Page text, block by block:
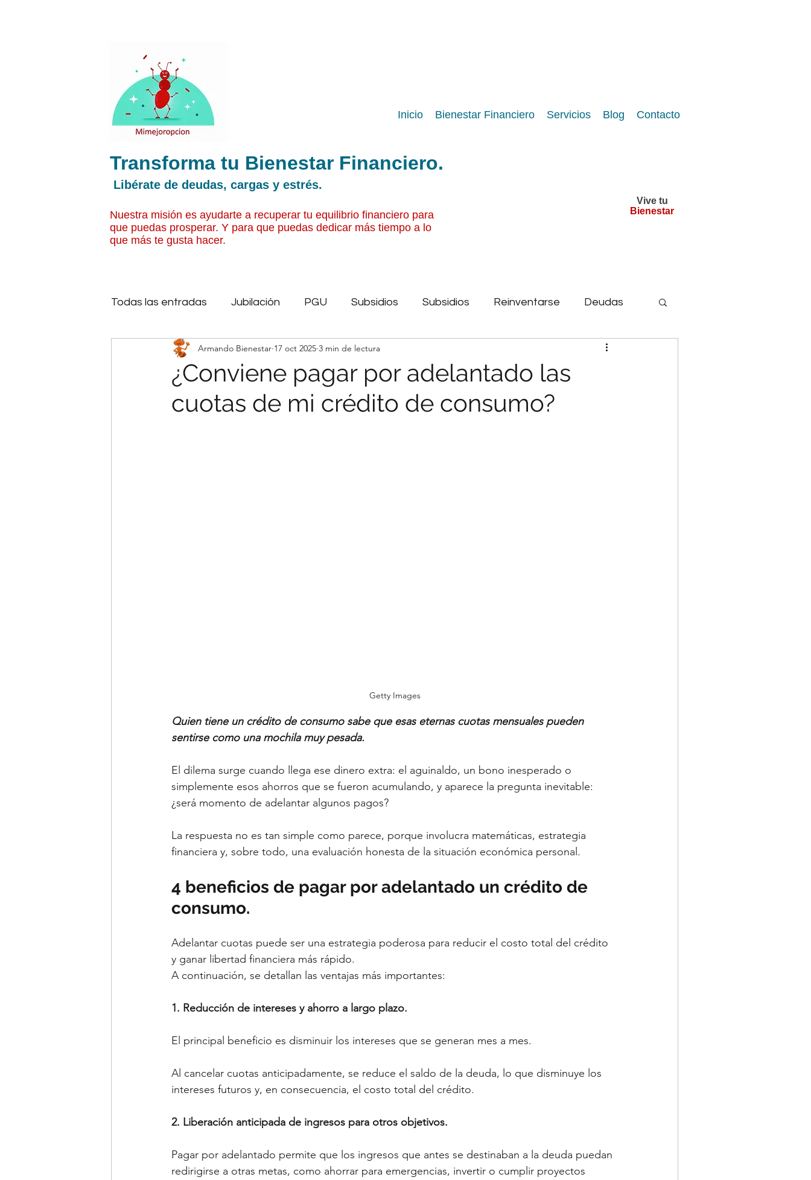
Inicio Bienestar Financiero Servicios Blog Contacto
Todas las entradas Jubilación PGU Subsidios Subsidios Reinventarse Deudas
Bienestar Emocional IPOM Tasas de interés
Inteligencia Artificial Crecimiento Personal TPM Endeudamiento Canasta Básica.
¿Conviene pagar por adelantado las
cuotas de mi crédito de consumo?
Armando Bienestar 17 oct 2025 3 min de lectura
Getty Images
Quien tiene un crédito de consumo sabe que esas eternas cuotas mensuales pueden
sentirse como una mochila muy pesada.
El dilema surge cuando llega ese dinero extra: el aguinaldo, un bono inesperado o
simplemente esos ahorros que se fueron acumulando, y aparece la pregunta inevitable:
¿será momento de adelantar algunos pagos?
La respuesta no es tan simple como parece, porque involucra matemáticas, estrategia
financiera y, sobre todo, una evaluación honesta de la situación económica personal.
4 beneficios de pagar por adelantado un crédito de
consumo.
Adelantar cuotas puede ser una estrategia poderosa para reducir el costo total del crédito
y ganar libertad financiera más rápido.
A continuación, se detallan las ventajas más importantes:
1. Reducción de intereses y ahorro a largo plazo.
El principal beneficio es disminuir los intereses que se generan mes a mes.
Al cancelar cuotas anticipadamente, se reduce el saldo de la deuda, lo que disminuye los
intereses futuros y, en consecuencia, el costo total del crédito.
2. Liberación anticipada de ingresos para otros objetivos.
Pagar por adelantado permite que los ingresos que antes se destinaban a la deuda puedan
redirigirse a otras metas, como ahorrar para emergencias, invertir o cumplir proyectos
Transforma tu Bienestar Financiero.
Libérate de deudas, cargas y estrés.
Nuestra misión es ayudarte a recuperar tu equilibrio financiero para
que puedas prosperar. Y para que puedas dedicar más tiempo a lo
que más te gusta hacer.
Vive tu
Bienestar